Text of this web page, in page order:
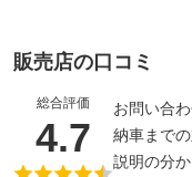
販売店の口コミ
総合評価
4.7 （5
お問い合わ
納車まで
説明の分